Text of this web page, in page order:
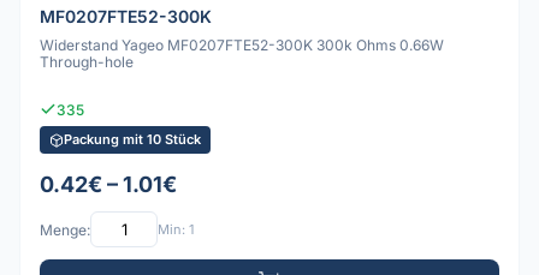
MF0207FTE52-300K
Widerstand Yageo MF0207FTE52-300K 300k Ohms 0.66W
Through-hole
335
Packung mit 10 Stück
0.42€ – 1.01€
Menge: Min: 1